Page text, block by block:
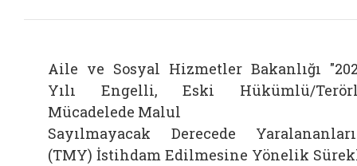
Aile ve Sosyal Hizmetler Bakanlığı
Yılı Engelli, Eski Hükümlü/
Mücadelede Malul
Sayılmayacak Derecede
(TMY) İstihdam Edilmesine Yönelik